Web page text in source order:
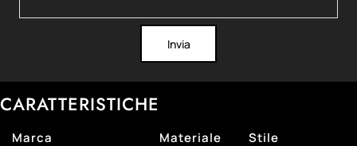
Invia
CARATTERISTICHE
Marca Materiale Stile